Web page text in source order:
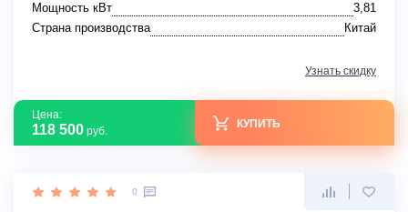
Мощность кВт
3,81
Страна производства
Китай
Узнать скидку
Цена:
118 500 руб.
КУПИТЬ
0